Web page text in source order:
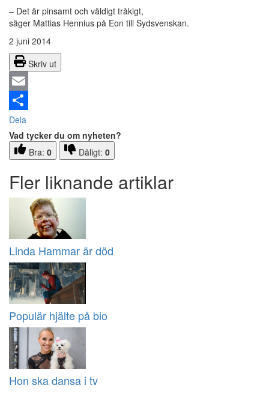
– Det är pinsamt och väldigt tråkigt,
säger Mattias Hennius på Eon till Sydsvenskan.
2 juni 2014
Skriv ut
Email
Dela
Vad tycker du om nyheten?
Bra: 0 Dåligt: 0
Fler liknande artiklar
Linda Hammar är död
Populär hjälte på bio
Hon ska dansa i tv